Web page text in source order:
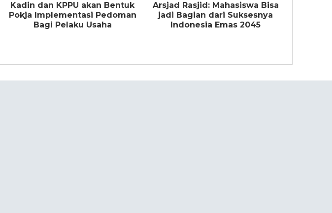
Kadin dan KPPU akan Bentuk
Pokja Implementasi Pedoman
Bagi Pelaku Usaha
Arsjad Rasjid: Mahasiswa Bisa
jadi Bagian dari Suksesnya
Indonesia Emas 2045